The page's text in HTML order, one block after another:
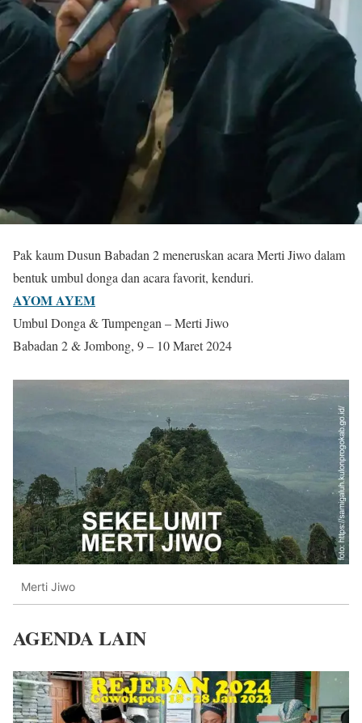
Pak kaum Dusun Babadan 2 meneruskan acara Merti Jiwo dalam
bentuk umbul donga dan acara favorit, kenduri.
AYOM AYEM
Umbul Donga & Tumpengan – Merti Jiwo
Babadan 2 & Jombong, 9 – 10 Maret 2024
Merti Jiwo
AGENDA LAIN